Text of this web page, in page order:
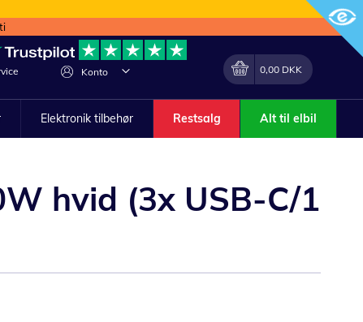
Konto
Lave
Min indkøbskurv
0,00 DKK
Elektronik tilbehør Restsalg Alt til elbil
hvid (3x USB-C/1